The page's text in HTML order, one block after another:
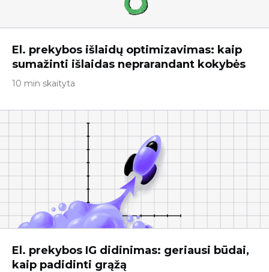
El. prekybos išlaidų optimizavimas: kaip
sumažinti išlaidas neprarandant kokybės
10 min skaityta
El. prekybos IG didinimas: geriausi būdai,
kaip padidinti grąžą